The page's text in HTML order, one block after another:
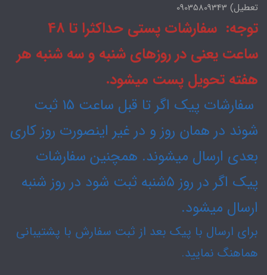
تعطیل) 09035809343
توجه: سفارشات پستی حداکثرا تا 48
ساعت یعنی در روزهای شنبه و سه شنبه هر
هفته تحویل پست میشود.
سفارشات پیک اگر تا قبل ساعت 15 ثبت
شوند در همان روز و در غیر اینصورت روز کاری
بعدی ارسال میشوند. همچنین سفارشات
پیک اگر در روز ۵شنبه ثبت شود در روز شنبه
ارسال میشود.
برای ارسال با پیک بعد از ثبت سفارش با پشتیبانی
هماهنگ نمایید.